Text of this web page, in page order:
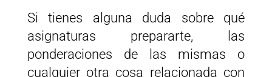
Si tienes alguna duda sobre qué
asignaturas prepararte, las
ponderaciones de las mismas o
cualquier otra cosa relacionada con